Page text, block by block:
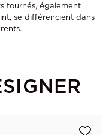
tournés, également
se différencient dans